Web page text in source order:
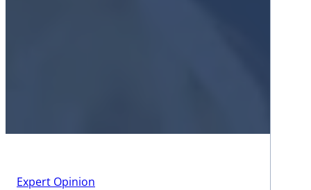
Expert Opinion